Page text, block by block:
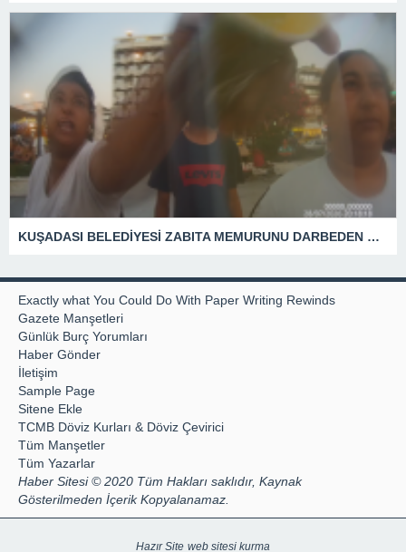
KUŞADASI BELEDİYESİ ZABITA MEMURUNU DARBEDEN DİLENCİ 2 KADIN TUTUKLANDI
Exactly what You Could Do With Paper Writing Rewinds
Gazete Manşetleri
Günlük Burç Yorumları
Haber Gönder
İletişim
Sample Page
Sitene Ekle
TCMB Döviz Kurları & Döviz Çevirici
Tüm Manşetler
Tüm Yazarlar
Haber Sitesi © 2020 Tüm Hakları saklıdır, Kaynak
Gösterilmeden İçerik Kopyalanamaz.
Hazır Site web sitesi kurma